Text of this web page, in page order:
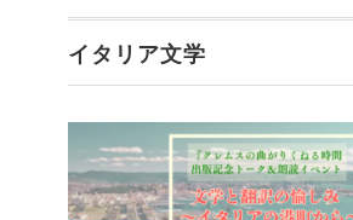
イタリア文学